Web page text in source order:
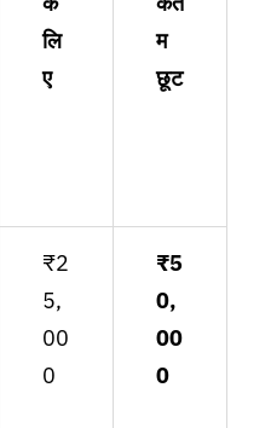
लि
ए
म
छूट
₹2
5,
00
0
₹5
0,
00
0